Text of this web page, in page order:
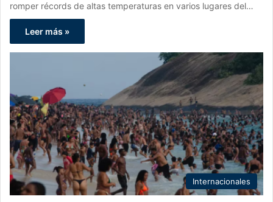
romper récords de altas temperaturas en varios lugares del…
Leer más »
Internacionales